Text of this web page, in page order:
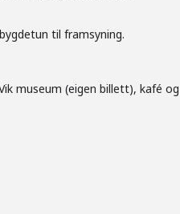
til framsyning.
museum (eigen billett), kafé og